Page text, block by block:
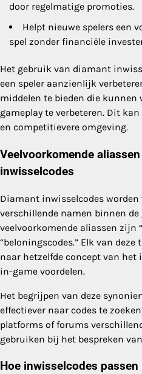
door regelmatige promoties.
Helpt nieuwe spelers een
spel zonder financiële
Het gebruik van diamant
een speler aanzienlijk
middelen te bieden die
gameplay te verbeteren. Dit
en competitievere omgeving.
Veelvoorkomende
inwisselcodes
Diamant inwisselcodes
verschillende namen binnen
veelvoorkomende aliassen zijn
“beloningscodes.” Elk van
naar hetzelfde concept van het
in-game voordelen.
Het begrijpen van deze
effectiever naar codes te
platforms of forums
gebruiken bij het bespreken
Hoe inwisselcodes